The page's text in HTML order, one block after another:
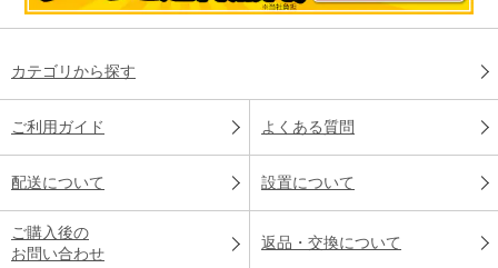
カテゴリから探す
ご利用ガイド よくある質問
配送について 設置について
ご購入後の
お問い合わせ
返品・交換について